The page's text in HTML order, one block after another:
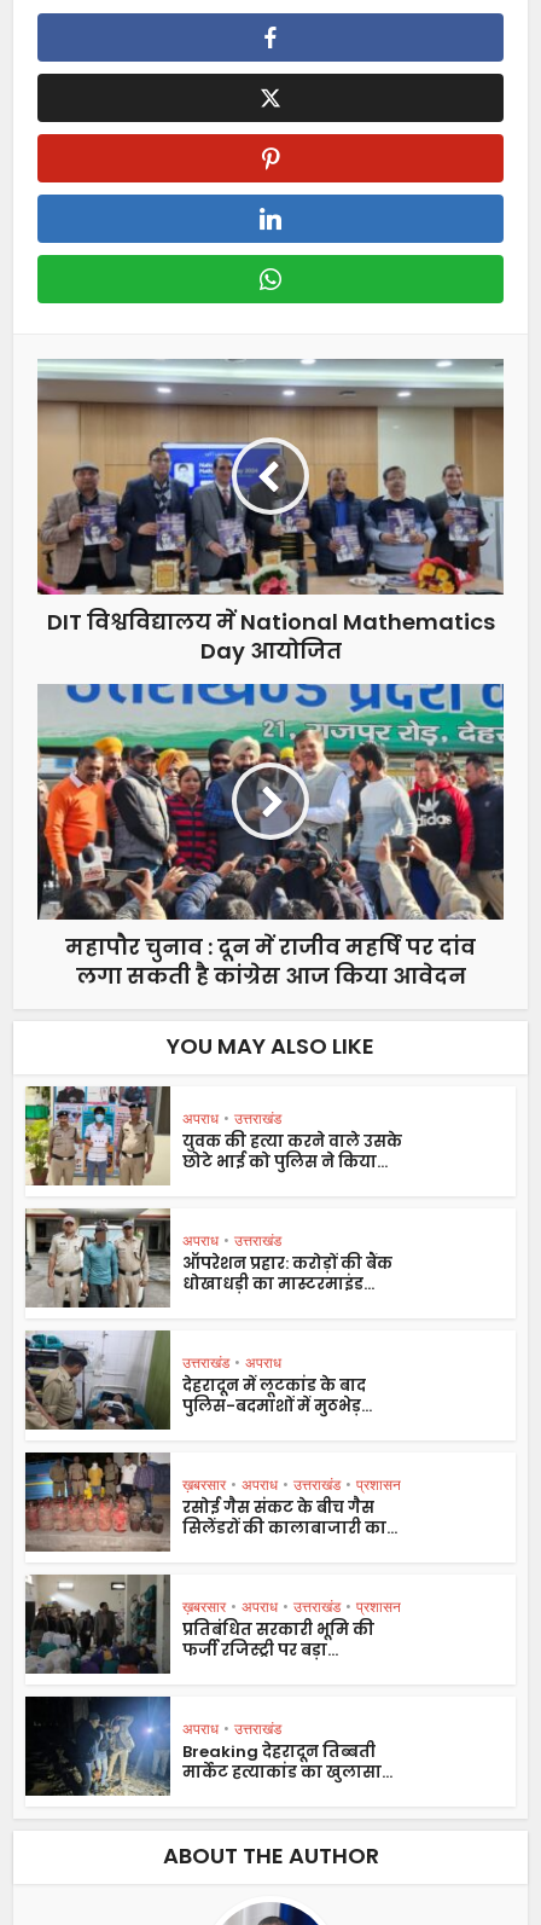
DIT विश्वविद्यालय में National Mathematics
Day आयोजित
महापौर चुनाव : दून में राजीव महर्षि पर दांव
लगा सकती है कांग्रेस आज किया आवेदन
YOU MAY ALSO LIKE
अपराध • उत्तराखंड
युवक की हत्या करने वाले उसके
छोटे भाई को पुलिस ने किया...
अपराध • उत्तराखंड
ऑपरेशन प्रहार: करोड़ों की बैंक
धोखाधड़ी का मास्टरमाइंड...
उत्तराखंड • अपराध
देहरादून में लूटकांड के बाद
पुलिस-बदमाशों में मुठभेड़...
ख़बरसार • अपराध • उत्तराखंड • प्रशासन
रसोई गैस संकट के बीच गैस
सिलेंडरों की कालाबाजारी का...
ख़बरसार • अपराध • उत्तराखंड • प्रशासन
प्रतिबंधित सरकारी भूमि की
फर्जी रजिस्ट्री पर बड़ा...
अपराध • उत्तराखंड
Breaking देहरादून तिब्बती
मार्केट हत्याकांड का खुलासा...
ABOUT THE AUTHOR